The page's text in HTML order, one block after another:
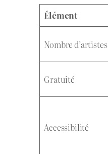
Élément
Nombre d’artistes
Gratuité
Accessibilité